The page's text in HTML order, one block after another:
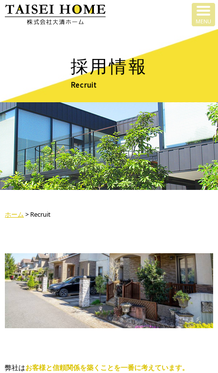
採用情報
Recruit
ホーム > Recruit
弊社はお客様と信頼関係を築くことを一番に考えています。